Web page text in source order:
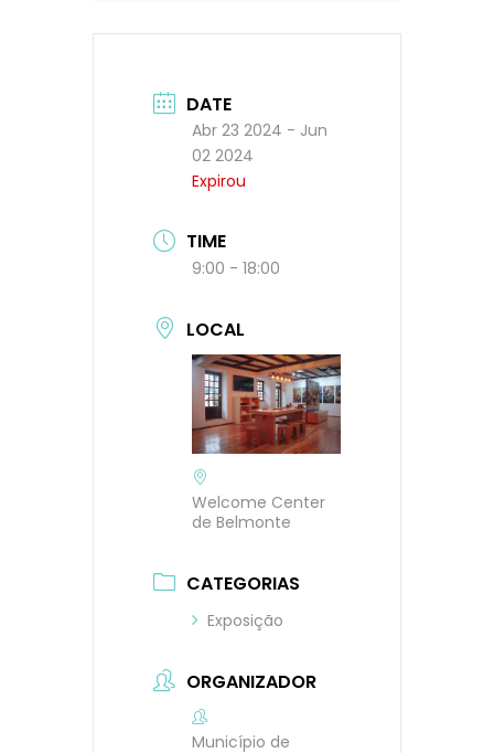
DATE
Abr 23 2024 - Jun
02 2024
Expirou
TIME
9:00 - 18:00
LOCAL
Welcome Center
de Belmonte
CATEGORIAS
Exposição
ORGANIZADOR
Município de